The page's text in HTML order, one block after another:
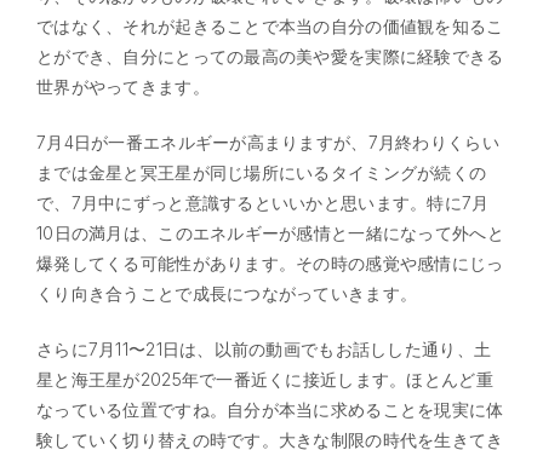
ではなく、それが起きることで本当の自分の価値観を知るこ
とができ、自分にとっての最高の美や愛を実際に経験できる
世界がやってきます。
7月4日が一番エネルギーが高まりますが、7月終わりくらい
までは金星と冥王星が同じ場所にいるタイミングが続くの
で、7月中にずっと意識するといいかと思います。特に7月
10日の満月は、このエネルギーが感情と一緒になって外へと
爆発してくる可能性があります。その時の感覚や感情にじっ
くり向き合うことで成長につながっていきます。
さらに7月11〜21日は、以前の動画でもお話しした通り、土
星と海王星が2025年で一番近くに接近します。ほとんど重
なっている位置ですね。自分が本当に求めることを現実に体
験していく切り替えの時です。大きな制限の時代を生きてき